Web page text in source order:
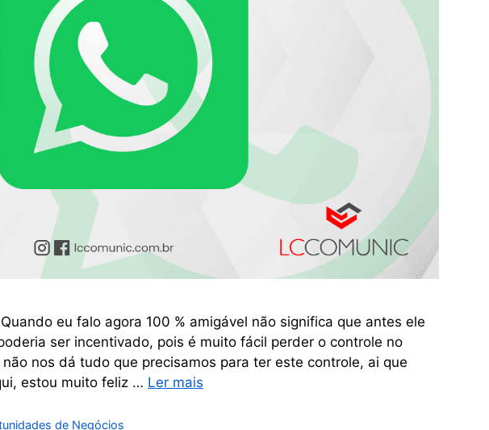
eu falo agora 100 % amigável não significa que antes ele
ser incentivado, pois é muito fácil perder o controle no
nos dá tudo que precisamos para ter este controle, ai que
estou muito feliz … Ler mais
de Negócios